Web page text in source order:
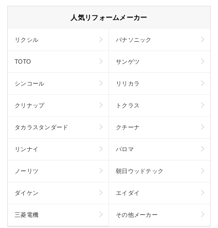
人気リフォームメーカー
リクシル パナソニック
TOTO サンゲツ
シンコール リリカラ
クリナップ トクラス
タカラスタンダード クチーナ
リンナイ パロマ
ノーリツ 朝日ウッドテック
ダイケン エイダイ
三菱電機 その他メーカー